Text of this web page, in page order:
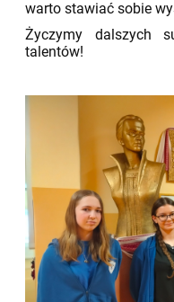
warto stawiać sobie
Życzymy dalszych
talentów!